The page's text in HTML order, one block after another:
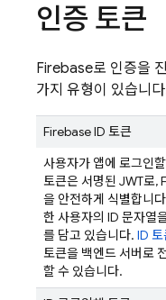
인증 토큰
Firebase로 인증을
가지 유형이 있습니
FirebaseID 토큰
사용자가 앱에 로그인
토큰은 서명된 JWT로,
을 안전하게 식별합니
한 사용자의 ID 문자열
를 담고 있습니다. ID
토큰을 백엔드 서버로
할 수 있습니다.